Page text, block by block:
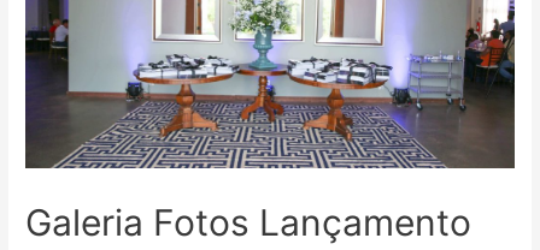
Galeria Fotos Lançamento